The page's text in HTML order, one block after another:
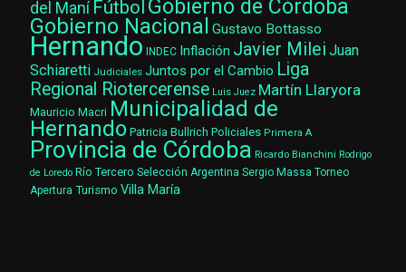
del Maní Fútbol Gobierno de Córdoba
Gobierno Nacional Gustavo Bottasso
Hernando INDEC Inflación Javier Milei Juan
Schiaretti Judiciales Juntos por el Cambio Liga
Regional Riotercerense Luis Juez Martín Llaryora
Mauricio Macri Municipalidad de
Hernando Patricia Bullrich Policiales Primera A
Provincia de Córdoba Ricardo Bianchini Rodrigo
de Loredo Río Tercero Selección Argentina Sergio Massa Torneo
Apertura Turismo Villa María